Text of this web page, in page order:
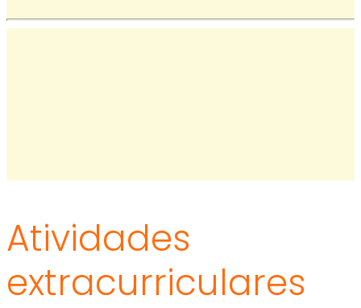
Atividades
extracurriculares